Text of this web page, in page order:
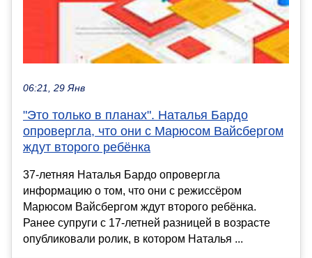
06:21, 29 Янв
"Это только в планах". Наталья Бардо
опровергла, что они с Марюсом Вайсбергом
ждут второго ребёнка
37-летняя Наталья Бардо опровергла
информацию о том, что они с режиссёром
Марюсом Вайсбергом ждут второго ребёнка.
Ранее супруги с 17-летней разницей в возрасте
опубликовали ролик, в котором Наталья ...